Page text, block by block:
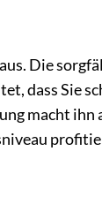
Die
dass Sie
macht ihn